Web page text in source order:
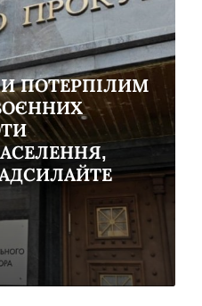
ПОТЕРПІЛИМ